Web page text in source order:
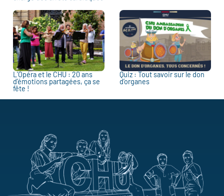
L’Opéra et le CHU : 20 ans
d’émotions partagées, ça se
fête !
Quiz : Tout savoir sur le don
d’organes